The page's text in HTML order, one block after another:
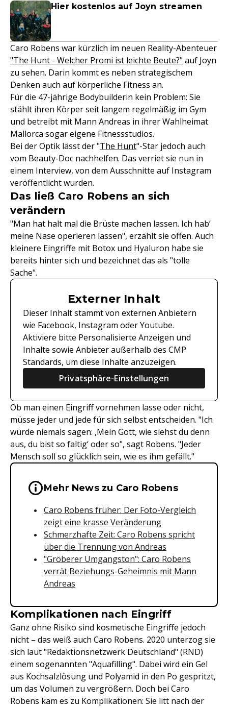
Hier kostenlos auf Joyn streamen
Caro Robens war kürzlich im neuen Reality-Abenteuer
"The Hunt - Welcher Promi ist leichte Beute?" auf Joyn
zu sehen. Darin kommt es neben strategischem
Denken auch auf körperliche Fitness an.
Für die 47-jährige Bodybuilderin kein Problem: Sie
stählt ihren Körper seit langem regelmäßig im Gym
und betreibt mit Mann Andreas in ihrer Wahlheimat
Mallorca sogar eigene Fitnessstudios.
Bei der Optik lässt der "The Hunt"-Star jedoch auch
vom Beauty-Doc nachhelfen. Das verriet sie nun in
einem Interview, von dem Ausschnitte auf Instagram
veröffentlicht wurden.
Das ließ Caro Robens an sich
verändern
"Man hat halt mal die Brüste machen lassen. Ich hab’
meine Nase operieren lassen", erzählt sie offen. Auch
kleinere Eingriffe mit Botox und Hyaluron habe sie
bereits hinter sich und bezeichnet das als "tolle
Sache".
Externer Inhalt
Dieser Inhalt stammt von externen Anbietern
wie Facebook, Instagram oder Youtube.
Aktiviere bitte Personalisierte Anzeigen und
Inhalte sowie Anbieter außerhalb des CMP
Standards, um diese Inhalte anzuzeigen.
Privatsphäre-Einstellungen
Ob man einen Eingriff vornehmen lasse oder nicht,
müsse jeder und jede für sich selbst entscheiden. "Ich
würde niemals sagen: ,Mein Gott, wie siehst du denn
aus, du bist so faltig‘ oder so", sagt Robens. "Jeder
Mensch soll so glücklich sein, wie es ihm gefällt."
Wichtige Hinweise &
Mehr News zu Caro Robens
Caro Robens früher: Der Foto-Vergleich
zeigt eine krasse Veränderung
Schmerzhafte Zeit: Caro Robens spricht
über die Trennung von Andreas
"Gröberer Umgangston": Caro Robens
verrät Beziehungs-Geheimnis mit Mann
Andreas
Komplikationen nach Eingriff
Ganz ohne Risiko sind kosmetische Eingriffe jedoch
nicht – das weiß auch Caro Robens. 2020 unterzog sie
sich laut "Redaktionsnetzwerk Deutschland" (RND)
einem sogenannten "Aquafilling". Dabei wird ein Gel
aus Kochsalzlösung und Polyamid in den Po gespritzt,
um das Volumen zu vergrößern. Doch bei Caro
Robens kam es zu Komplikationen: Sie litt nach der